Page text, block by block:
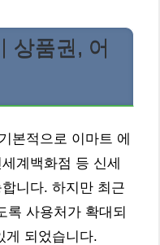
상품권, 어
본적으로 이마트 에
계백화점 등 신세
니다. 하지만 최근
록 사용처가 확대되
게 되었습니다.